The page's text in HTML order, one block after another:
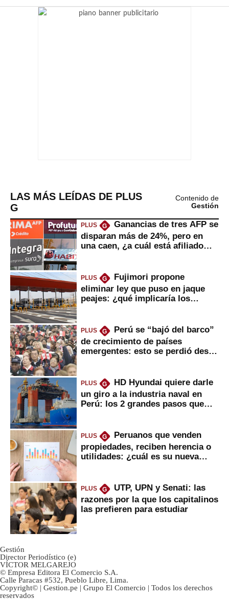
LAS MÁS LEÍDAS DE PLUS
G
Contenido de
Gestión
PLUS G
Ganancias de tres AFP se
disparan más de 24%, pero en
una caen, ¿a cuál está afiliado
PLUS G
Fujimori propone
eliminar ley que puso en jaque
peajes: ¿qué implicaría los
PLUS G
Perú se “bajó del barco”
de crecimiento de países
emergentes: esto se perdió desde
PLUS G
HD Hyundai quiere darle
un giro a la industria naval en
Perú: los 2 grandes pasos que
PLUS G
Peruanos que venden
propiedades, reciben herencia o
utilidades: ¿cuál es su nueva
PLUS G
UTP, UPN y Senati: las
razones por la que los capitalinos
las prefieren para estudiar
Gestión
Director Periodístico (e)
VÍCTOR MELGAREJO
© Empresa Editora El Comercio S.A.
Calle Paracas #532, Pueblo Libre, Lima.
Copyright© | Gestion.pe | Grupo El Comercio | Todos los derechos
reservados